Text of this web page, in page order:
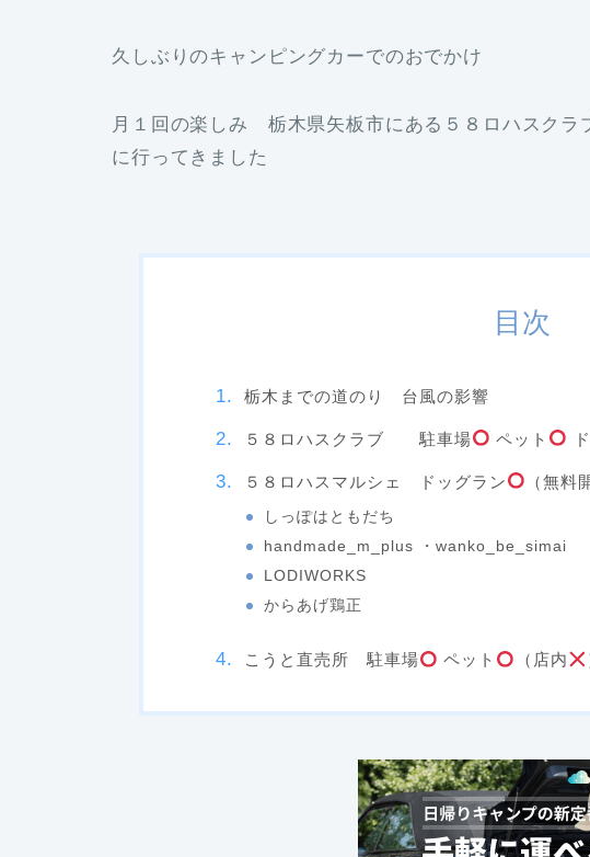
久しぶりのキャンピングカーでのおでかけ
月１回の楽しみ 栃木県矢板市にある５８ロハスクラ
に行ってきました
目次
栃木までの道のり 台風の影響
５８ロハスクラブ 駐車場 ペット
５８ロハスマルシェ ドッグラン （無料
しっぽはともだち
handmade_m_plus ・wanko_be_simai
LODIWORKS
からあげ鶏正
こうと直売所 駐車場 ペット （店内